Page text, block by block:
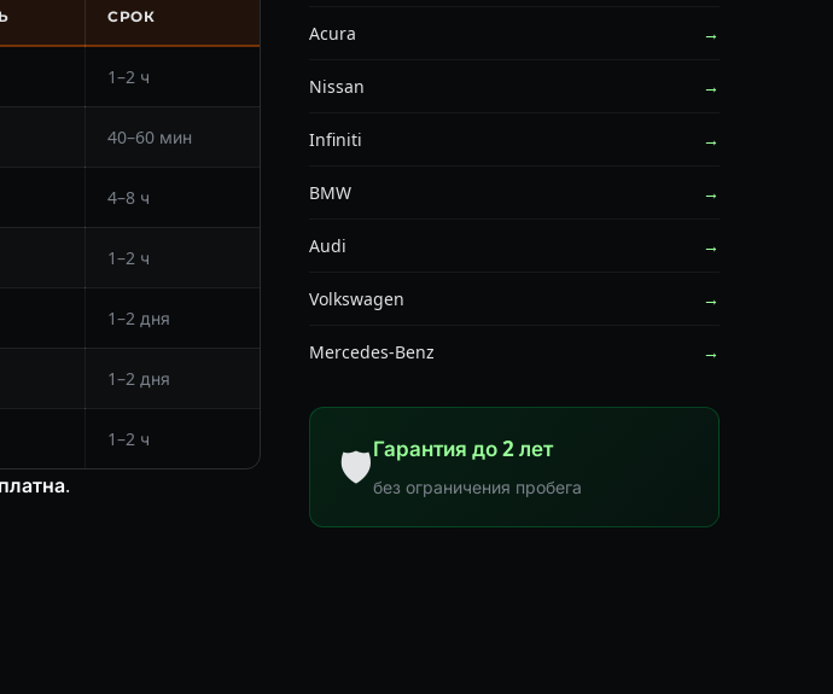
СРОК
1–2 ч
40–60 мин
4–8 ч
1–2 ч
1–2 дня
1–2 дня
1–2 ч
.
Acura →
Nissan →
Infiniti →
BMW →
Audi →
Volkswagen →
Mercedes-Benz →
🛡Гарантия до 2 лет
без ограничения пробега